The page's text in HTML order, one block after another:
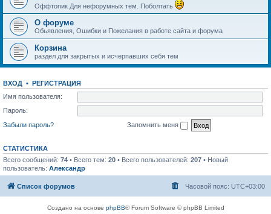
Оффтопик Для нефорумных тем. Поболтать
О форуме
Обьявления, Ошибки и Пожелания в работе сайта и форума
Корзина
раздел для закрытых и исчерпавших себя тем
ВХОД • РЕГИСТРАЦИЯ
Имя пользователя:
Пароль:
Забыли пароль?
Запомнить меня
СТАТИСТИКА
Всего сообщений: 74 • Всего тем: 20 • Всего пользователей: 207 • Новый
пользователь: Александр
Список форумов Часовой пояс: UTC+03:00
Создано на основе phpBB® Forum Software © phpBB Limited